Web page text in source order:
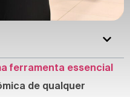
ferramenta essencial
de qualquer